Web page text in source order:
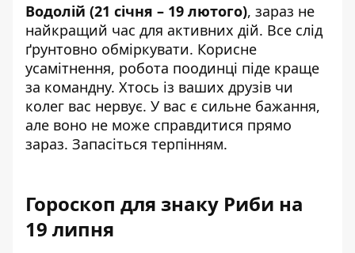
Водолій (21 січня – 19 лютого), зараз не
найкращий час для активних дій. Все слід
ґрунтовно обміркувати. Корисне
усамітнення, робота поодинці піде краще
за командну. Хтось із ваших друзів чи
колег вас нервує. У вас є сильне бажання,
але воно не може справдитися прямо
зараз. Запасіться терпінням.
Гороскоп для знаку Риби на
19 липня